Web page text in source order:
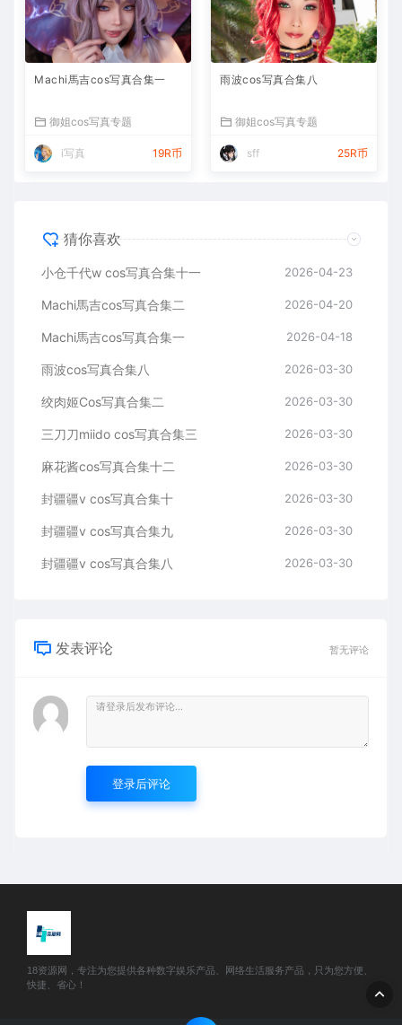
Machi馬吉cos写真合集一
御姐cos写真专题
i写真 19R币
雨波cos写真合集八
御姐cos写真专题
sff 25R币
猜你喜欢
小仓千代w cos写真合集十一 2026-04-23
Machi馬吉cos写真合集二 2026-04-20
Machi馬吉cos写真合集一 2026-04-18
雨波cos写真合集八 2026-03-30
绞肉姬Cos写真合集二 2026-03-30
三刀刀miido cos写真合集三 2026-03-30
麻花酱cos写真合集十二 2026-03-30
封疆疆v cos写真合集十 2026-03-30
封疆疆v cos写真合集九 2026-03-30
封疆疆v cos写真合集八 2026-03-30
发表评论 暂无评论
登录后评论
18资源网，专注为您提供各种数字娱乐产品、网络生活服务产品，只为您方便、
快捷、省心！